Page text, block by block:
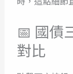
📅 國債
對比